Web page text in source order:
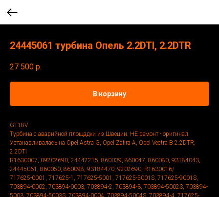
24445061 турбина Опель 2.2DTI, 2.2DTR
27 500 р.
В корзину
GT18V
Турбина с аварийной площадки из Швеции. НЕ ремонт - оригинал.
Устанавливалась на Opel Astra G, Opel Zafira A, Opel Vectra B 2.2DTR,
2.2DTI
R1630007, 09202690, 24442215, 860039, 860047, 860080, 93184043,
24445061, 860050, 860098, 93184470, 9202690, R1630016/
717625-0001, 717625-1, 717625-5001, 717625-5001S, 717625-9001S,
703894-0002, 703894-0003, 703894-2, 703894-3, 703894-5002S, 703894-